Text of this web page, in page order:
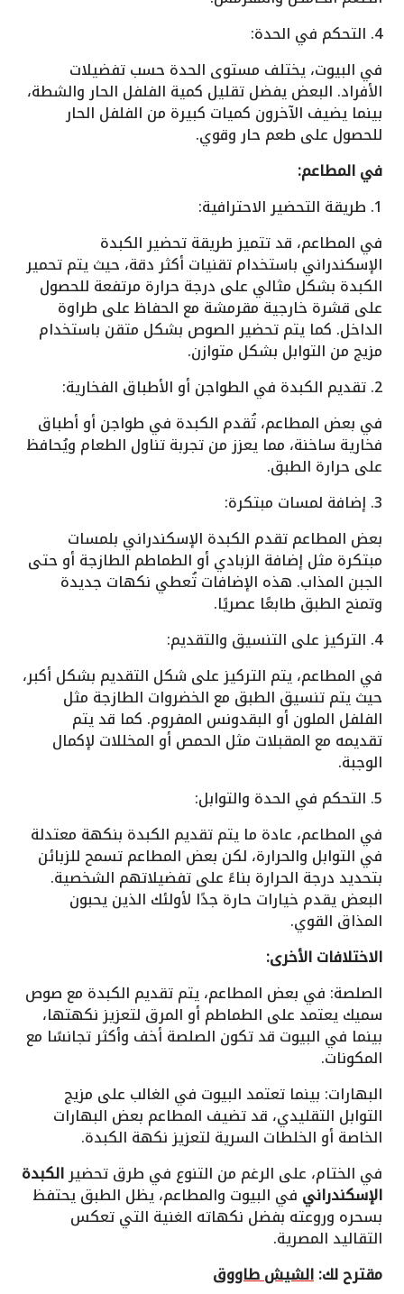
4. التحكم في الحدة:
في البيوت، يختلف مستوى الحدة حسب تفضيلات
الأفراد. البعض يفضل تقليل كمية الفلفل الحار والشطة،
بينما يضيف الآخرون كميات كبيرة من الفلفل الحار
للحصول على طعم حار وقوي.
في المطاعم:
1. طريقة التحضير الاحترافية:
في المطاعم، قد تتميز طريقة تحضير الكبدة
الإسكندراني باستخدام تقنيات أكثر دقة، حيث يتم تحمير
الكبدة بشكل مثالي على درجة حرارة مرتفعة للحصول
على قشرة خارجية مقرمشة مع الحفاظ على طراوة
الداخل. كما يتم تحضير الصوص بشكل متقن باستخدام
مزيج من التوابل بشكل متوازن.
2. تقديم الكبدة في الطواجن أو الأطباق الفخارية:
في بعض المطاعم، تُقدم الكبدة في طواجن أو أطباق
فخارية ساخنة، مما يعزز من تجربة تناول الطعام ويُحافظ
على حرارة الطبق.
3. إضافة لمسات مبتكرة:
بعض المطاعم تقدم الكبدة الإسكندراني بلمسات
مبتكرة مثل إضافة الزبادي أو الطماطم الطازجة أو حتى
الجبن المذاب. هذه الإضافات تُعطي نكهات جديدة
وتمنح الطبق طابعًا عصريًا.
4. التركيز على التنسيق والتقديم:
في المطاعم، يتم التركيز على شكل التقديم بشكل أكبر،
حيث يتم تنسيق الطبق مع الخضروات الطازجة مثل
الفلفل الملون أو البقدونس المفروم. كما قد يتم
تقديمه مع المقبلات مثل الحمص أو المخللات لإكمال
الوجبة.
5. التحكم في الحدة والتوابل:
في المطاعم، عادة ما يتم تقديم الكبدة بنكهة معتدلة
في التوابل والحرارة، لكن بعض المطاعم تسمح للزبائن
بتحديد درجة الحرارة بناءً على تفضيلاتهم الشخصية.
البعض يقدم خيارات حارة جدًا لأولئك الذين يحبون
المذاق القوي.
الاختلافات الأخرى:
الصلصة: في بعض المطاعم، يتم تقديم الكبدة مع صوص
سميك يعتمد على الطماطم أو المرق لتعزيز نكهتها،
بينما في البيوت قد تكون الصلصة أخف وأكثر تجانسًا مع
المكونات.
البهارات: بينما تعتمد البيوت في الغالب على مزيج
التوابل التقليدي، قد تضيف المطاعم بعض البهارات
الخاصة أو الخلطات السرية لتعزيز نكهة الكبدة.
في الختام، على الرغم من التنوع في طرق تحضيرالكبدة
الإسكندراني في البيوت والمطاعم، يظل الطبق يحتفظ
بسحره وروعته بفضل نكهاته الغنية التي تعكس
التقاليد المصرية.
مقترح لك:الشيش طاووق